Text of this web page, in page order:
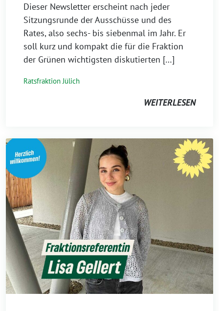
Dieser Newsletter erscheint nach jeder
Sitzungsrunde der Ausschüsse und des
Rates, also sechs- bis siebenmal im Jahr. Er
soll kurz und kompakt die für die Fraktion
der Grünen wichtigsten diskutierten […]
Ratsfraktion Jülich
WEITERLESEN